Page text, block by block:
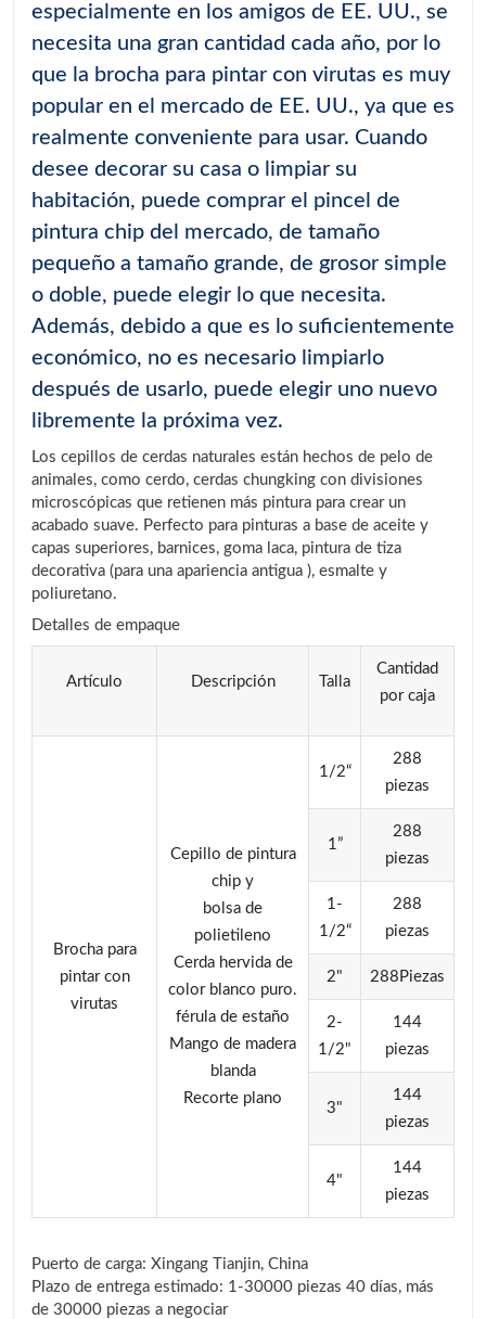
especialmente en los amigos de EE. UU., se
necesita una gran cantidad cada año, por lo
que la brocha para pintar con virutas es muy
popular en el mercado de EE. UU., ya que es
realmente conveniente para usar. Cuando
desee decorar su casa o limpiar su
habitación, puede comprar el pincel de
pintura chip del mercado, de tamaño
pequeño a tamaño grande, de grosor simple
o doble, puede elegir lo que necesita.
Además, debido a que es lo suficientemente
económico, no es necesario limpiarlo
después de usarlo, puede elegir uno nuevo
libremente la próxima vez.
Los cepillos de cerdas naturales están hechos de pelo de
animales, como cerdo, cerdas chungking con divisiones
microscópicas que retienen más pintura para crear un
acabado suave. Perfecto para pinturas a base de aceite y
capas superiores, barnices, goma laca, pintura de tiza
decorativa (para una apariencia antigua ), esmalte y
poliuretano.
Detalles de empaque
Artículo Descripción Talla
Cantidad
por caja
Brocha para
pintar con
virutas
Cepillo de pintura
chip y
bolsa de
polietileno
Cerda hervida de
color blanco puro.
férula de estaño
Mango de madera
blanda
Recorte plano
1/2“
288
piezas
1”
288
piezas
1-
1/2“
288
piezas
2" 288Piezas
2-
1/2"
144
piezas
3"
144
piezas
4"
144
piezas
Puerto de carga: Xingang Tianjin, China
Plazo de entrega estimado: 1-30000 piezas 40 días, más
de 30000 piezas a negociar